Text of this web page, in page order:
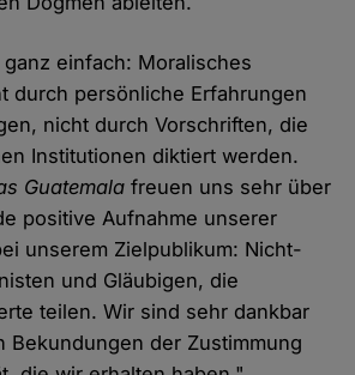
einfach: Moralisches
durch persönliche Erfahrungen
nicht durch Vorschriften, die
Institutionen diktiert werden.
Guatemalafreuen uns sehr über
positive Aufnahme unserer
unserem Zielpublikum: Nicht-
und Gläubigen, die
teilen. Wir sind sehr dankbar
Bekundungen der Zustimmung